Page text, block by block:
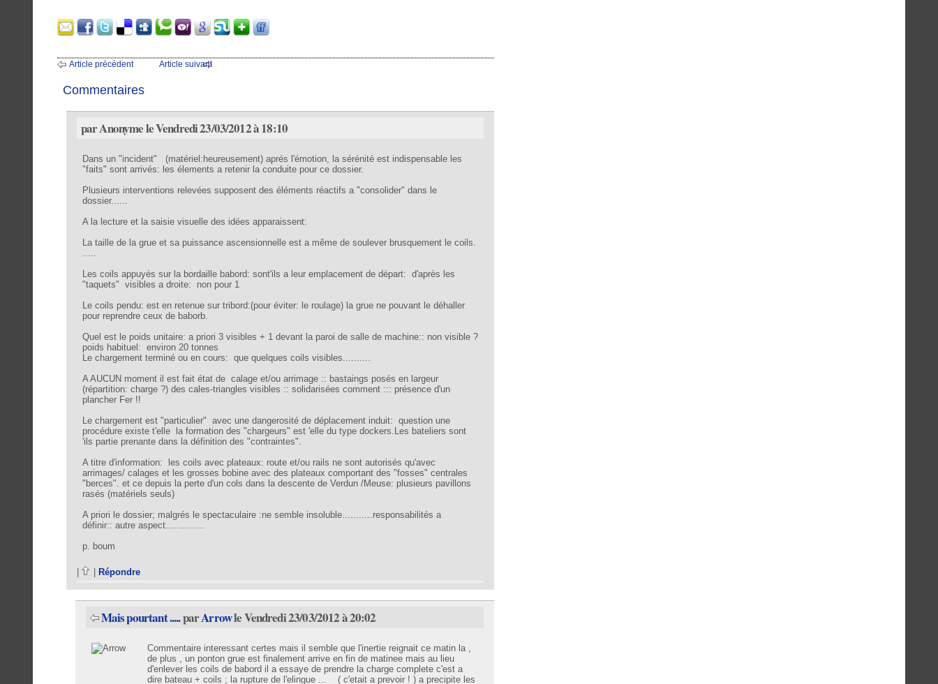
Article précédent Article suivant
Commentaires
par Anonyme le Vendredi 23/03/2012 à 18:10
Dans un "incident" (matériel:heureusement) aprés l'émotion, la sérénité est indispensable les
"faits" sont arrivés: les élements a retenir la conduite pour ce dossier.
Plusieurs interventions relevées supposent des éléments réactifs a "consolider" dans le
dossier......
A la lecture et la saisie visuelle des idées apparaissent:
La taille de la grue et sa puissance ascensionnelle est a même de soulever brusquement le coils.
Les coils appuyés sur la bordaille babord: sont'ils a leur emplacement de départ: d'après les
"taquets" visibles a droite: non pour 1
Le coils pendu: est en retenue sur tribord:(pour éviter: le roulage) la grue ne pouvant le déhaller
pour reprendre ceux de baborb.
Quel est le poids unitaire: a priori 3 visibles + 1 devant la paroi de salle de machine:: non visible ?
poids habituel: environ 20 tonnes
Le chargement terminé ou en cours: que quelques coils visibles..........
A AUCUN moment il est fait état de calage et/ou arrimage :: bastaings posés en largeur
(répartition: charge ?) des cales-triangles visibles :: solidarisées comment ::: présence d'un
plancher Fer !!
Le chargement est "particulier" avec une dangerosité de déplacement induit: question une
procédure existe t'elle la formation des "chargeurs" est 'elle du type dockers.Les bateliers sont
'ils partie prenante dans la définition des "contraintes".
A titre d'information: les coils avec plateaux: route et/ou rails ne sont autorisés qu'avec
arrimages/ calages et les grosses bobine avec des plateaux comportant des "fosses" centrales
"berces". et ce depuis la perte d'un cols dans la descente de Verdun /Meuse: plusieurs pavillons
rasés (matériels seuls)
A priori le dossier; malgrés le spectaculaire :ne semble insoluble...........responsabilités a
définir:: autre aspect..............
p. boum
Répondre
Mais pourtant .....parArrowle Vendredi 23/03/2012 à 20:02
Commentaire interessant certes mais il semble que l'inertie reignait ce matin la ,
de plus , un ponton grue est finalement arrive en fin de matinee mais au lieu
d'enlever les coils de babord il a essaye de prendre la charge complete c'est a
dire bateau + coils ; la rupture de l'elingue ... ( c'etait a prevoir ! ) a precipite les